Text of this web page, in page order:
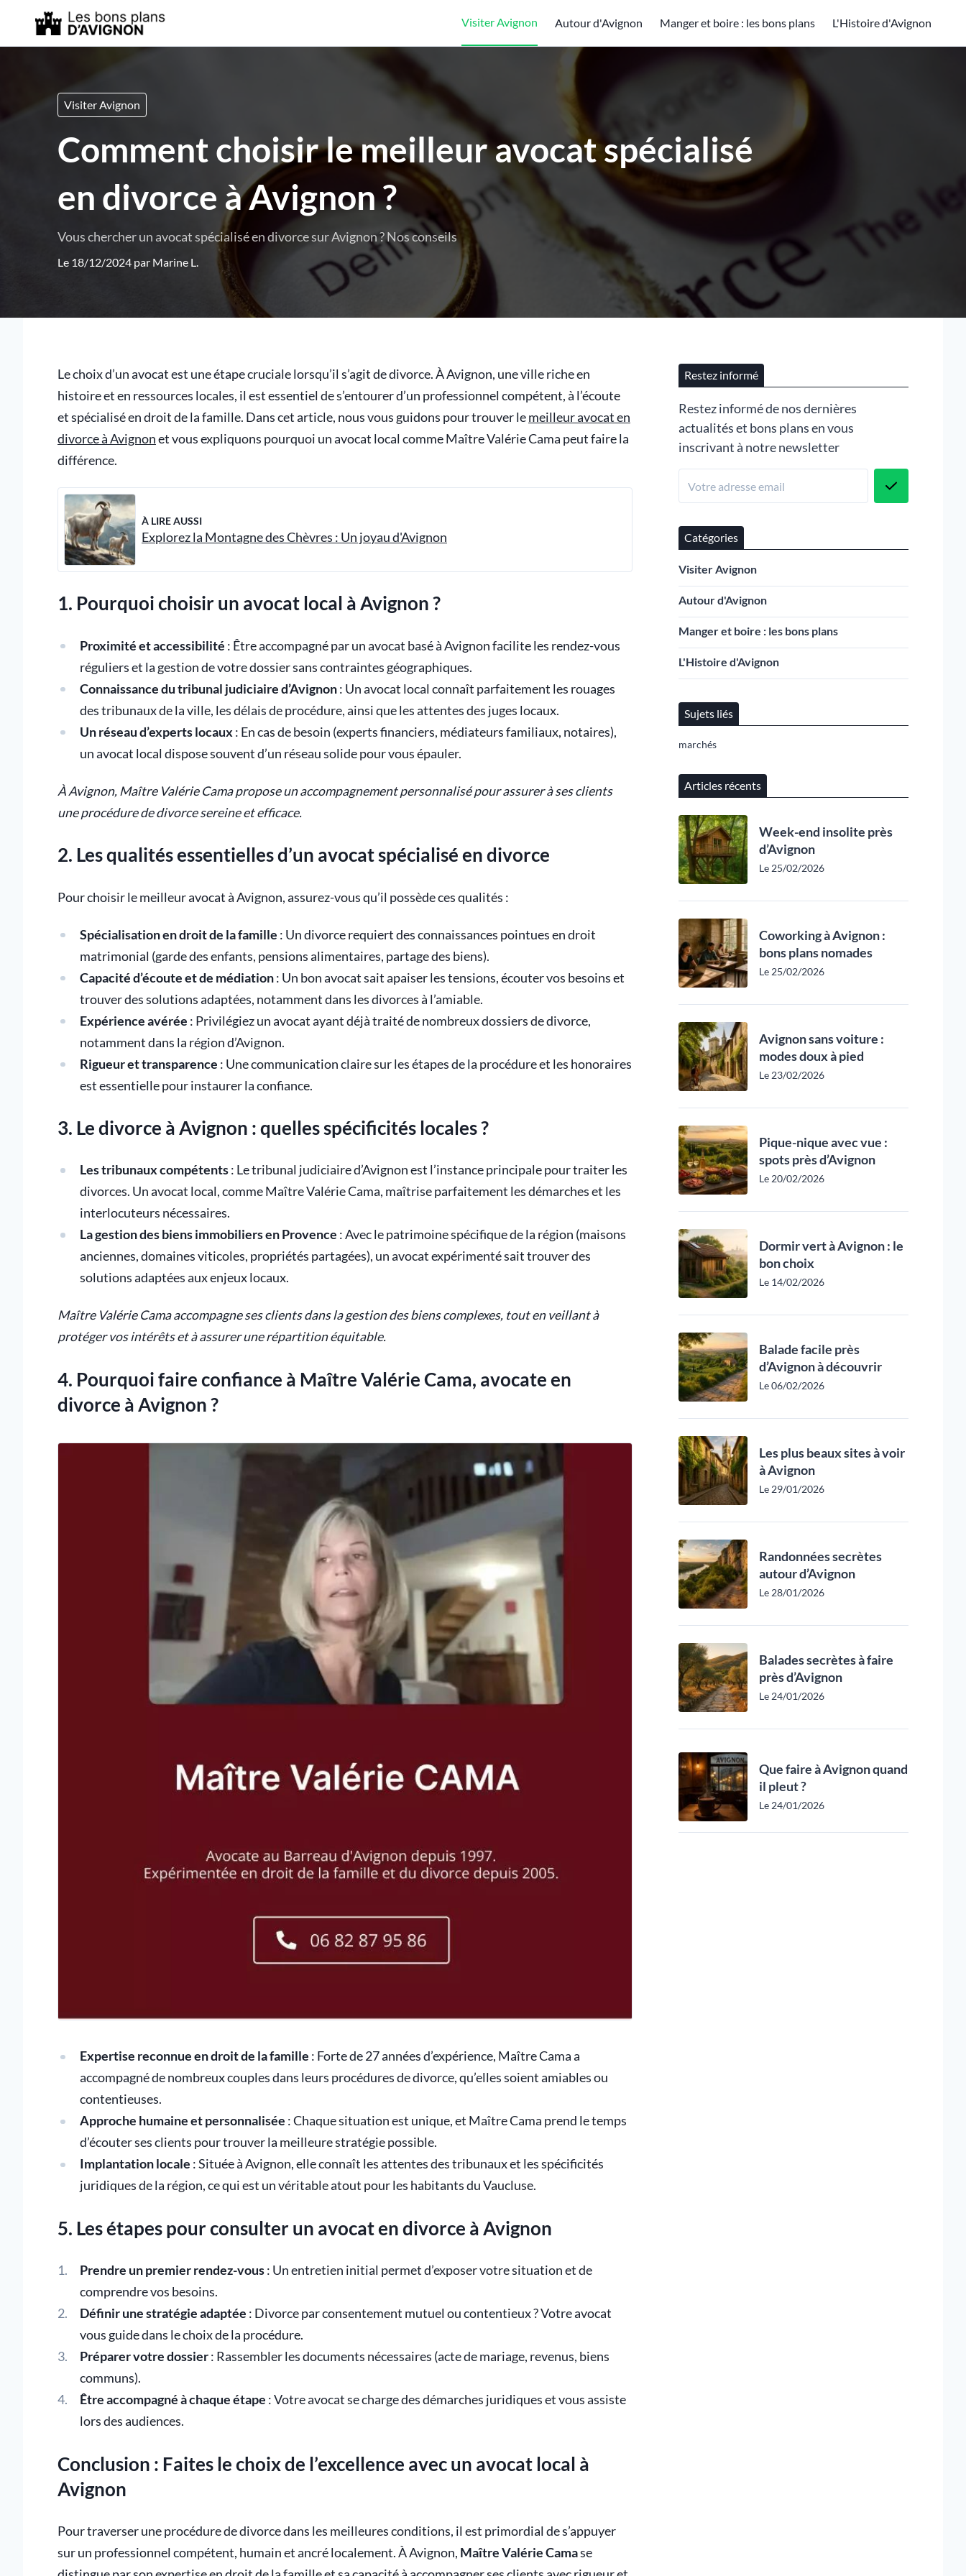
Visiter Avignon Autour d'Avignon Manger et boire : les bons plans L'Histoire d'Avignon
Visiter Avignon
Comment choisir le meilleur avocat spécialisé
en divorce à Avignon ?
Vous chercher un avocat spécialisé en divorce sur Avignon ? Nos conseils
Le 18/12/2024 par Marine L.
Le choix d’un avocat est une étape cruciale lorsqu’il s’agit de divorce. À Avignon, une ville riche en
histoire et en ressources locales, il est essentiel de s’entourer d’un professionnel compétent, à l’écoute
et spécialisé en droit de la famille. Dans cet article, nous vous guidons pour trouver lemeilleur avocat en
divorce à Avignonet vous expliquons pourquoi un avocat local comme Maître Valérie Cama peut faire la
différence.
À LIRE AUSSI
Explorez la Montagne des Chèvres : Un joyau d'Avignon
1. Pourquoi choisir un avocat local à Avignon ?
Proximité et accessibilité : Être accompagné par un avocat basé à Avignon facilite les rendez-vous
réguliers et la gestion de votre dossier sans contraintes géographiques.
Connaissance du tribunal judiciaire d’Avignon: Un avocat local connaît parfaitement les rouages
des tribunaux de la ville, les délais de procédure, ainsi que les attentes des juges locaux.
Un réseau d’experts locaux : En cas de besoin (experts financiers, médiateurs familiaux, notaires),
un avocat local dispose souvent d’un réseau solide pour vous épauler.
À Avignon, Maître Valérie Cama propose un accompagnement personnalisé pour assurer à ses clients
une procédure de divorce sereine et efficace.
2. Les qualités essentielles d’un avocat spécialisé en divorce
Pour choisir le meilleur avocat à Avignon, assurez-vous qu’il possède ces qualités :
Spécialisation en droit de la famille : Un divorce requiert des connaissances pointues en droit
matrimonial (garde des enfants, pensions alimentaires, partage des biens).
Capacité d’écoute et de médiation: Un bon avocat sait apaiser les tensions, écouter vos besoins et
trouver des solutions adaptées, notamment dans les divorces à l’amiable.
Expérience avérée : Privilégiez un avocat ayant déjà traité de nombreux dossiers de divorce,
notamment dans la région d’Avignon.
Rigueur et transparence : Une communication claire sur les étapes de la procédure et les honoraires
est essentielle pour instaurer la confiance.
3. Le divorce à Avignon : quelles spécificités locales ?
Les tribunaux compétents: Le tribunal judiciaire d’Avignon est l’instance principale pour traiter les
divorces. Un avocat local, comme Maître Valérie Cama, maîtrise parfaitement les démarches et les
interlocuteurs nécessaires.
La gestion des biens immobiliers en Provence : Avec le patrimoine spécifique de la région (maisons
anciennes, domaines viticoles, propriétés partagées), un avocat expérimenté sait trouver des
solutions adaptées aux enjeux locaux.
Maître Valérie Cama accompagne ses clients dans la gestion des biens complexes, tout en veillant à
protéger vos intérêts et à assurer une répartition équitable.
4. Pourquoi faire confiance à Maître Valérie Cama, avocate en
divorce à Avignon ?
Expertise reconnue en droit de la famille : Forte de 27 années d’expérience, Maître Cama a
accompagné de nombreux couples dans leurs procédures de divorce, qu’elles soient amiables ou
contentieuses.
Approche humaine et personnalisée : Chaque situation est unique, et Maître Cama prend le temps
d’écouter ses clients pour trouver la meilleure stratégie possible.
Implantation locale : Située à Avignon, elle connaît les attentes des tribunaux et les spécificités
juridiques de la région, ce qui est un véritable atout pour les habitants du Vaucluse.
5. Les étapes pour consulter un avocat en divorce à Avignon
Prendre un premier rendez-vous: Un entretien initial permet d’exposer votre situation et de
comprendre vos besoins.
Définir une stratégie adaptée : Divorce par consentement mutuel ou contentieux ? Votre avocat
vous guide dans le choix de la procédure.
Préparer votre dossier: Rassembler les documents nécessaires (acte de mariage, revenus, biens
communs).
Être accompagné à chaque étape : Votre avocat se charge des démarches juridiques et vous assiste
lors des audiences.
Conclusion : Faites le choix de l’excellence avec un avocat local à
Avignon
Pour traverser une procédure de divorce dans les meilleures conditions, il est primordial de s’appuyer
sur un professionnel compétent, humain et ancré localement. À Avignon, Maître Valérie Camase
Restez informé
Restez informé de nos dernières
actualités et bons plans en vous
inscrivant à notre newsletter
Catégories
Visiter Avignon
Autour d'Avignon
Manger et boire : les bons plans
L'Histoire d'Avignon
Sujets liés
marchés
Articles récents
Week-end insolite près
d’Avignon
Le 25/02/2026
Coworking à Avignon :
bons plans nomades
Le 25/02/2026
Avignon sans voiture :
modes doux à pied
Le 23/02/2026
Pique-nique avec vue :
spots près d’Avignon
Le 20/02/2026
Dormir vert à Avignon : le
bon choix
Le 14/02/2026
Balade facile près
d’Avignon à découvrir
Le 06/02/2026
Les plus beaux sites à voir
à Avignon
Le 29/01/2026
Randonnées secrètes
autour d’Avignon
Le 28/01/2026
Balades secrètes à faire
près d’Avignon
Le 24/01/2026
Que faire à Avignon quand
il pleut ?
Le 24/01/2026